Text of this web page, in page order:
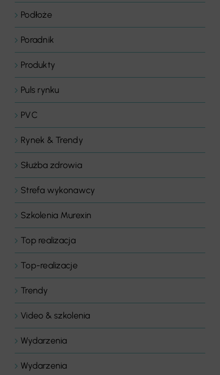
Podłoże
Poradnik
Produkty
Puls rynku
PVC
Rynek & Trendy
Służba zdrowia
Strefa wykonawcy
Szkolenia Murexin
Top realizacja
Top-realizacje
Trendy
Video & szkolenia
Wydarzenia
Wydarzenia